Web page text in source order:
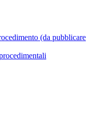
(da pubblicare